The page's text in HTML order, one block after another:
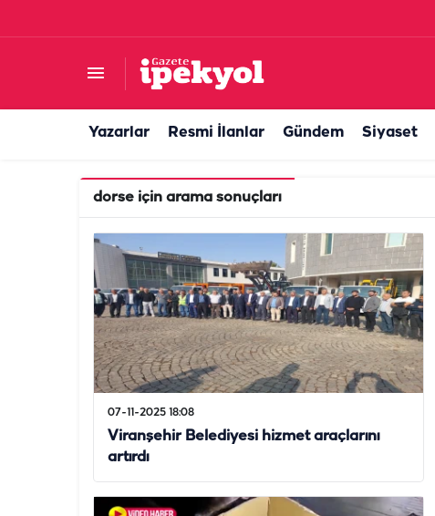
Yazarlar Resmi İlanlar Gündem Siyaset
dorse için arama sonuçları
07-11-2025 18:08
Viranşehir Belediyesi hizmet araçlarını
artırdı